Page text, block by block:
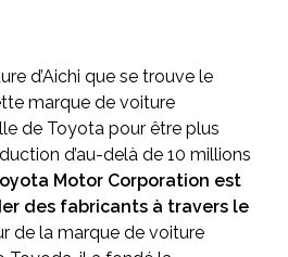
d’Aichi que se trouve le
marque de voiture
de Toyota pour être plus
d’au-delà de 10 millions
Motor Corporation est
des fabricants à travers le
de la marque de voiture